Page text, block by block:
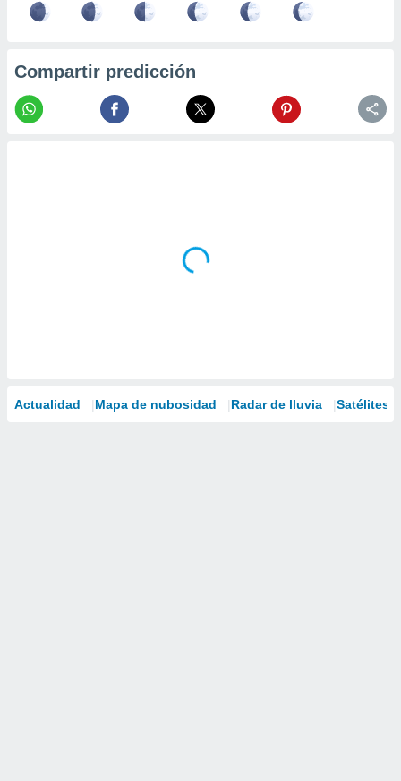
Compartir predicción
Actualidad Mapa de nubosidad Radar de lluvia Satélites